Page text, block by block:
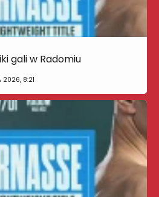
gali w Radomiu
2026, 8:21